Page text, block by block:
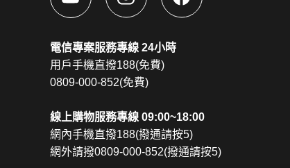
電信專案服務專線 24小時
用戶手機直撥188(免費)
0809-000-852(免費)
線上購物服務專線 09:00~18:00
網內手機直撥188(撥通請按5)
網外請撥0809-000-852(撥通請按5)